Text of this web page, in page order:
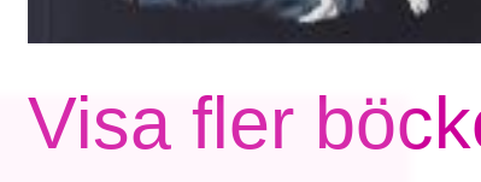
Visa fler